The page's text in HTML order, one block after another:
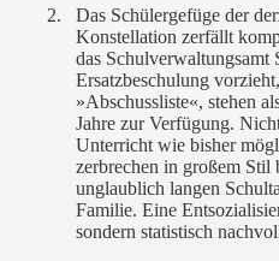
2.
Das Schülergefüge der
Konstellation zerfällt
das Schulverwaltungsamt
Ersatzbeschulung
»Abschussliste«, stehen
Jahre zur Verfügung.
Unterricht wie bisher
zerbrechen in großem Stil
unglaublich langen
Familie. Eine
sondern statistisch